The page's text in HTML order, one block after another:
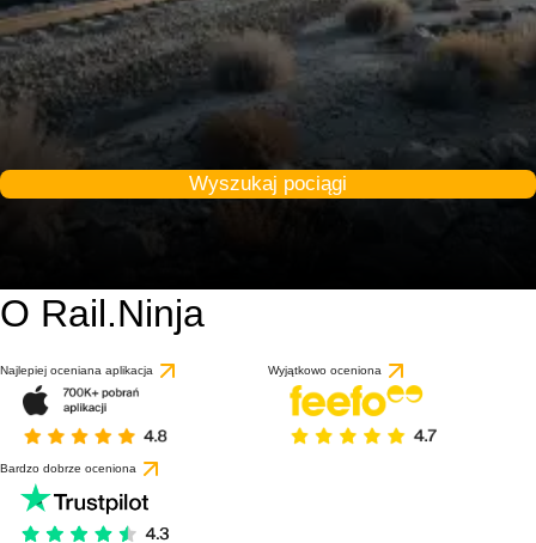
Wyszukaj pociągi
O Rail.Ninja
Najlepiej oceniana aplikacja Wyjątkowo oceniona
Bardzo dobrze oceniona